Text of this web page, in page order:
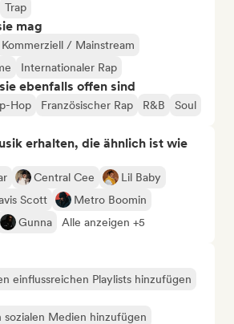
Trap
mag
Kommerziell / Mainstream
Internationaler Rap
ebenfalls offen sind
Hop Französischer Rap R&B Soul
erhalten, die ähnlich ist wie
Central Cee
Lil Baby
Scott
Metro Boomin
Gunna Alle anzeigen +5
einflussreichen Playlists hinzufügen
Medien hinzufügen